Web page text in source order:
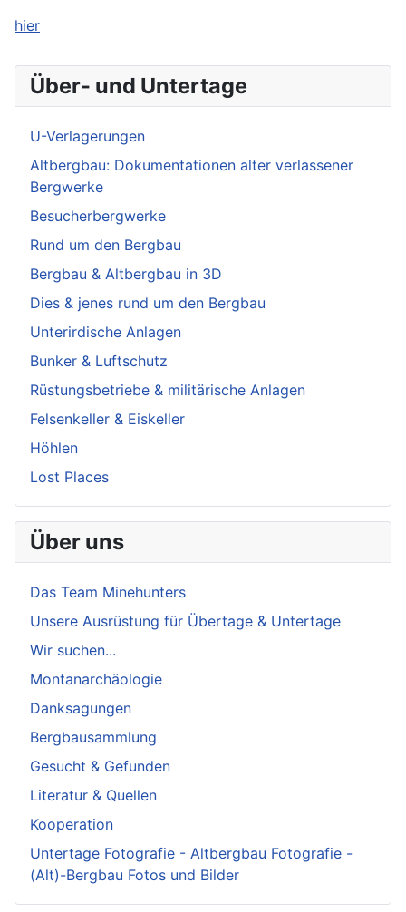
hier
Über- und Untertage
U-Verlagerungen
Altbergbau: Dokumentationen alter verlassener
Bergwerke
Besucherbergwerke
Rund um den Bergbau
Bergbau & Altbergbau in 3D
Dies & jenes rund um den Bergbau
Unterirdische Anlagen
Bunker & Luftschutz
Rüstungsbetriebe & militärische Anlagen
Felsenkeller & Eiskeller
Höhlen
Lost Places
Über uns
Das Team Minehunters
Unsere Ausrüstung für Übertage & Untertage
Wir suchen...
Montanarchäologie
Danksagungen
Bergbausammlung
Gesucht & Gefunden
Literatur & Quellen
Kooperation
Untertage Fotografie - Altbergbau Fotografie -
(Alt)-Bergbau Fotos und Bilder